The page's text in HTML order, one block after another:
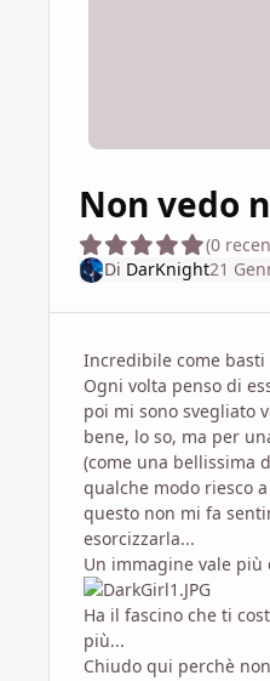
Non vedo
(0
Di DarKnight21
Incredibile come basti
Ogni volta penso di
poi mi sono svegliato
bene, lo so, ma per
(come una bellissima
qualche modo riesco
questo non mi fa
esorcizzarla...
Un immagine vale
Ha il fascino che ti
più...
Chiudo qui perchè